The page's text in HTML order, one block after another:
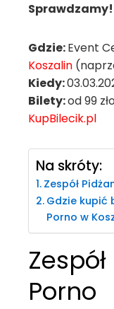
Sprawdzamy!
Gdzie:Event
Koszalin
Kiedy:
Bilety:od 99
KupBilecik.pl
Na skróty:
Zespół
Gdzie kupić
Porno w
Porno